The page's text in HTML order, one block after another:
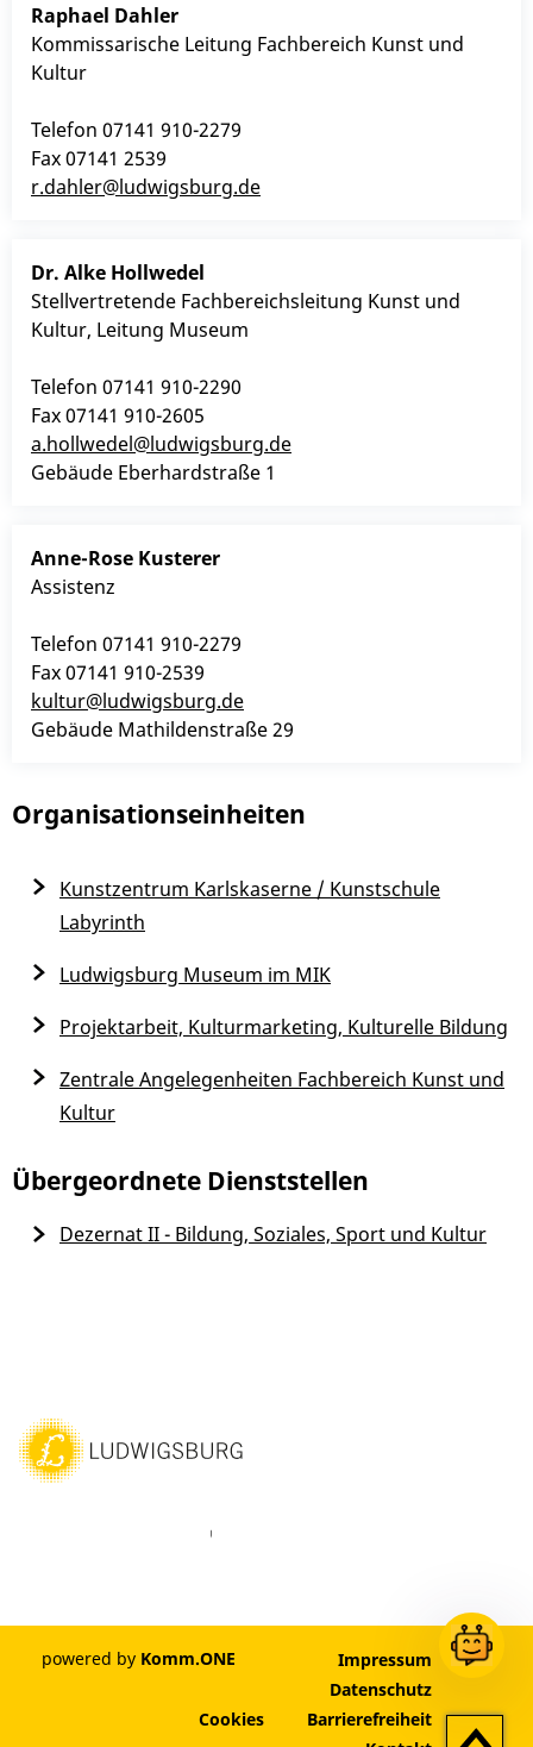
Raphael Dahler
Kommissarische Leitung Fachbereich Kunst und
Kultur
Telefon 07141 910-2279
Fax07141 2539
r.dahler@ludwigsburg.de
Dr. Alke Hollwedel
Stellvertretende Fachbereichsleitung Kunst und
Kultur, Leitung Museum
Telefon 07141 910-2290
Fax07141 910-2605
a.hollwedel@ludwigsburg.de
Gebäude Eberhardstraße 1
Anne-Rose Kusterer
Assistenz
Telefon 07141 910-2279
Fax07141 910-2539
kultur@ludwigsburg.de
Gebäude Mathildenstraße 29
Organisationseinheiten
Kunstzentrum Karlskaserne / Kunstschule
Labyrinth
Ludwigsburg Museum im MIK
Projektarbeit, Kulturmarketing, Kulturelle Bildung
Zentrale Angelegenheiten Fachbereich Kunst und
Kultur
Übergeordnete Dienststellen
Dezernat II - Bildung, Soziales, Sport und Kultur
LinkedIn
powered by Komm.ONE
Impressum
Datenschutz
Cookies
Barrierefreiheit
Zum